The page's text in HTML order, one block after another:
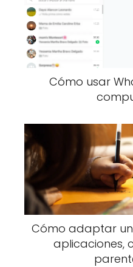
Cómo usar
Cómo adaptar
aplicaciones,